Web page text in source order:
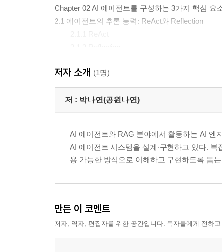
Chapter 02 AI 에이전트를 구성하는 3가지 핵심 요
2.1 에이전트의 추론 능력: ReAct와 Reflection
____2.1.2 Reflection
2.3 에이전트의 기억력: 메모리
2.4 ReAct 기반 LLM 에이전트
____3.1.1 싱글 에이전트의 정의
____3.1.2 싱글 에이전트의 대표적 예시
3.2 멀티 에이전트
| Part 02 | 랭그래프로 구현하는 AI 에이전트
Chapter 04 에이전트 개발 환경 구축
저자 소개 (1명)
저 : 박나연(공원나연)
AI 에이전트와 RAG 분야에서 활동하는 AI 엔
AI 에이전트 시스템을 설계·구현하고 있다.
용 가능한 방식으로 이해하고 구현하도록 돕
만든 이 코멘트
저자, 역자, 편집자를 위한 공간입니다. 독자들에게 전하